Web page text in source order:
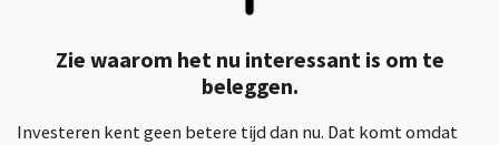
Zie waarom het nu interessant is om te
beleggen.
Investeren kent geen betere tijd dan nu. Dat komt omdat